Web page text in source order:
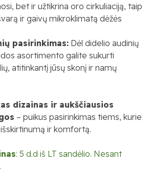
bet ir užtikrina oro cirkuliaciją, taip
ir gaivų mikroklimatą dėžės
pasirinkimas: Dėl didelio audinių
asortimento galite sukurti
atitinkantį jūsų skonį ir namų
dizainas ir aukščiausios
– puikus pasirinkimas tiems, kurie
ir komfortą.
: 5 d.d iš LT sandėlio. Nesant